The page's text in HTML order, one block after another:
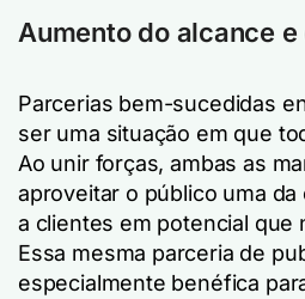
Aumento do alcance
Parcerias bem-sucedidas
ser uma situação em que
Ao unir forças, ambas as
aproveitar o público uma
a clientes em potencial que
Essa mesma parceria de
especialmente benéfica